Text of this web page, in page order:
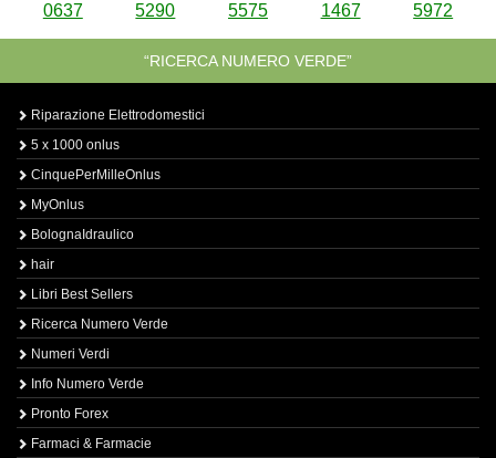
0637 5290 5575 1467 5972
“RICERCA NUMERO VERDE”
Riparazione Elettrodomestici
5 x 1000 onlus
CinquePerMilleOnlus
MyOnlus
BolognaIdraulico
hair
Libri Best Sellers
Ricerca Numero Verde
Numeri Verdi
Info Numero Verde
Pronto Forex
Farmaci & Farmacie